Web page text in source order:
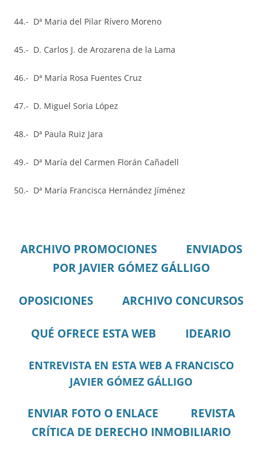
44.- Dª Maria del Pilar Rívero Moreno
45.- D. Carlos J. de Arozarena de la Lama
46.- Dª María Rosa Fuentes Cruz
47.- D. Miguel Soria López
48.- Dª Paula Ruiz Jara
49.- Dª María del Carmen Florán Cañadell
50.- Dª María Francisca Hernández Jíménez
ARCHIVO PROMOCIONES
ENVIADOS
POR JAVIER GÓMEZ GÁLLIGO
OPOSICIONES ARCHIVO CONCURSOS
QUÉ OFRECE ESTA WEB IDEARIO
ENTREVISTA EN ESTA WEB A FRANCISCO
JAVIER GÓMEZ GÁLLIGO
ENVIAR FOTO O ENLACE
REVISTA
CRÍTICA DE DERECHO INMOBILIARIO